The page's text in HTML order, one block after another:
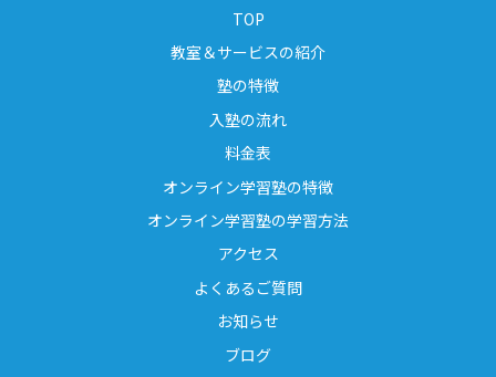
TOP
教室＆サービスの紹介
塾の特徴
入塾の流れ
料金表
オンライン学習塾の特徴
オンライン学習塾の学習方法
アクセス
よくあるご質問
お知らせ
ブログ